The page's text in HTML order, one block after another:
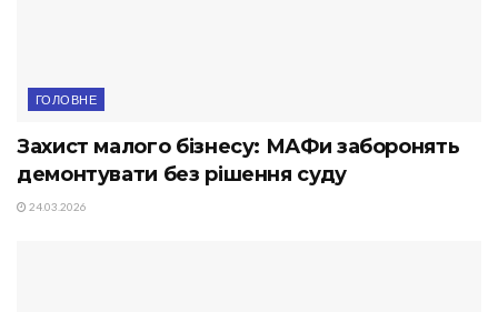
ГОЛОВНЕ
Захист малого бізнесу: МАФи заборонять
демонтувати без рішення суду
24.03.2026